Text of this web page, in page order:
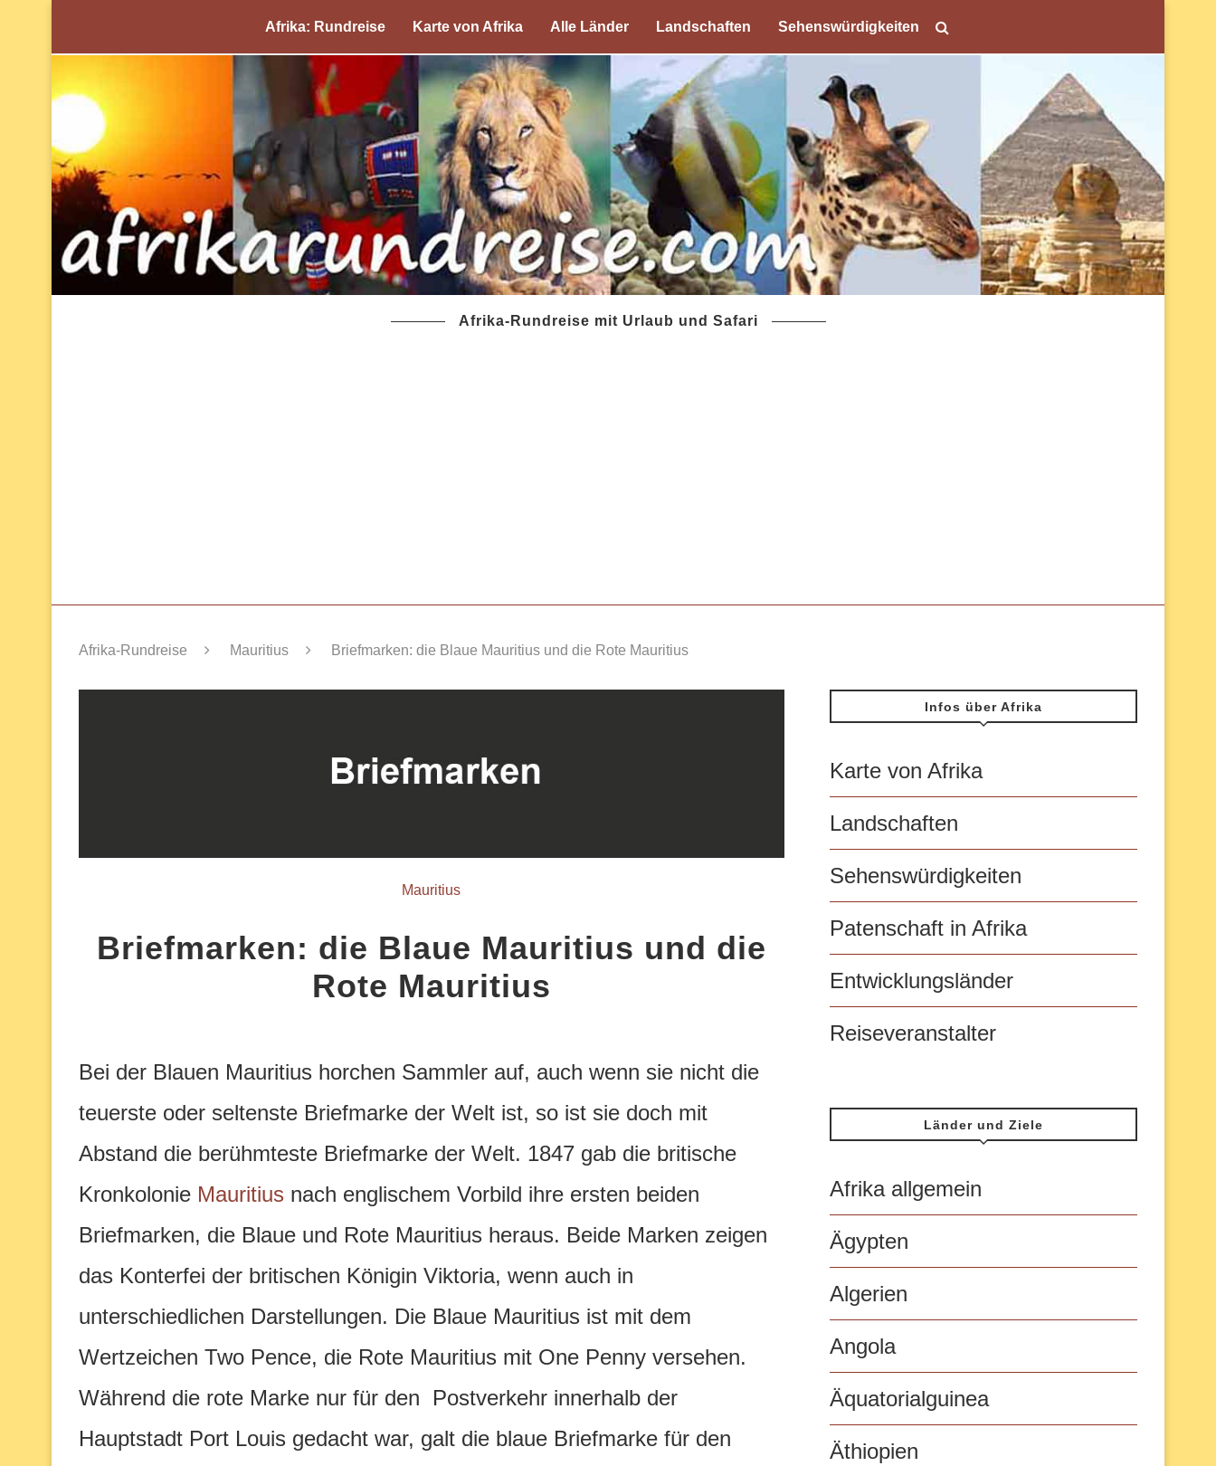
Afrika: Rundreise Karte von Afrika Alle Länder Landschaften Sehenswürdigkeiten
Afrika-Rundreise mit Urlaub und Safari
Afrika-Rundreise Mauritius Briefmarken: die Blaue Mauritius und die Rote Mauritius
Mauritius
Briefmarken: die Blaue Mauritius und die
Rote Mauritius
Bei der Blauen Mauritius horchen Sammler auf, auch wenn sie nicht die
teuerste oder seltenste Briefmarke der Welt ist, so ist sie doch mit
Abstand die berühmteste Briefmarke der Welt. 1847 gab die britische
Kronkolonie Mauritius nach englischem Vorbild ihre ersten beiden
Briefmarken, die Blaue und Rote Mauritius heraus. Beide Marken zeigen
das Konterfei der britischen Königin Viktoria, wenn auch in
unterschiedlichen Darstellungen. Die Blaue Mauritius ist mit dem
Wertzeichen Two Pence, die Rote Mauritius mit One Penny versehen.
Während die rote Marke nur für den Postverkehr innerhalb der
Hauptstadt Port Louis gedacht war, galt die blaue Briefmarke für den
Infos über Afrika
Karte von Afrika
Landschaften
Sehenswürdigkeiten
Patenschaft in Afrika
Entwicklungsländer
Reiseveranstalter
Länder und Ziele
Afrika allgemein
Ägypten
Algerien
Angola
Äquatorialguinea
Äthiopien